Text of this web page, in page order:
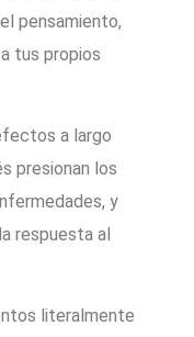
pensamiento,
tus propios
a largo
presionan los
y
respuesta al
literalmente